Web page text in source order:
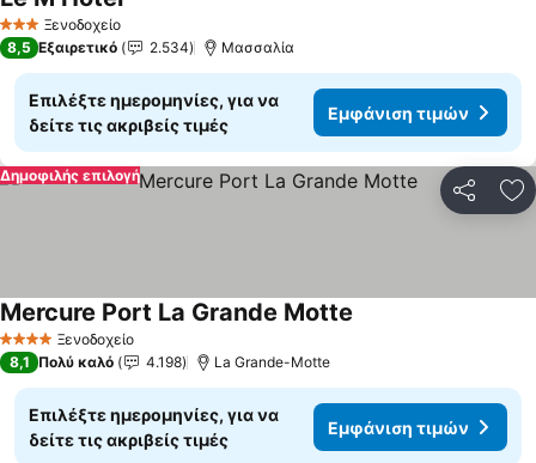
3 ΑστέριαΞενοδοχείο
8,5 Εξαιρετικό 2.534 Μασσαλία
Επιλέξτε ημερομηνίες, για να
δείτε τις ακριβείς τιμές
Εμφάνιση τιμών
Δημοφιλής επιλογή
4 ΑστέριαΞενοδοχείο
Mercure Port La Grande Motte
8,1 Πολύ καλό 4.198 La Grande-Motte
Επιλέξτε ημερομηνίες, για να
δείτε τις ακριβείς τιμές
Εμφάνιση τιμών